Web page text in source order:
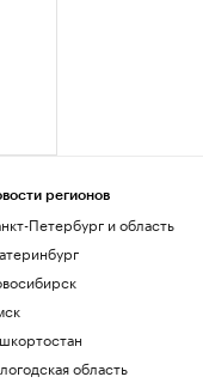
регионов
Петербург и область
область